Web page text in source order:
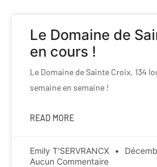
Le Domaine de
en cours !
Le Domaine de Sainte Croix, 134
semaine en semaine !
READ MORE
Emily T'SERVRANCX
Aucun Commentaire